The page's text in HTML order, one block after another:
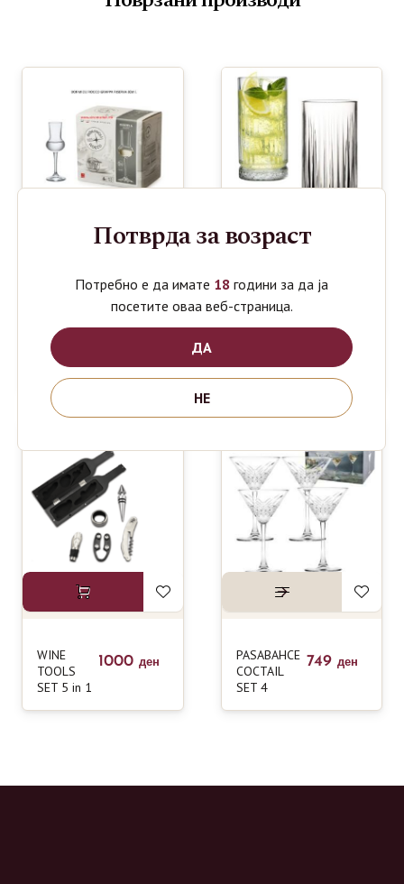
GRAPPA
80ml SET
1290ден
PASABAHCE
SET 4
WINE
TOOLS
SET 5 in 1
1000 ден
PASABAHCE
COCTAIL
SET 4
749 ден
Потврда за возраст
Потребно е да имате 18 години за да ја
посетите оваа веб-страница.
ДА
НЕ